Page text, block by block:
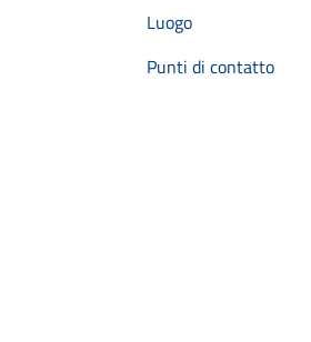
Luogo
Punti di contatto